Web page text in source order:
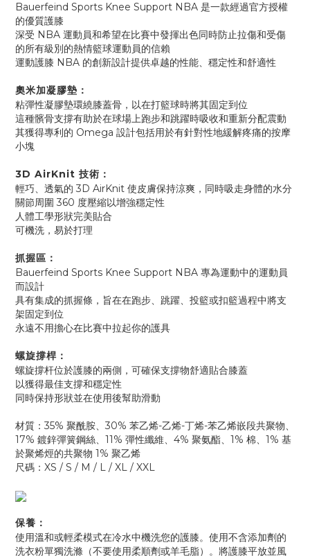
Bauerfeind Sports Knee Support NBA 是一款經過官方授權
的優質護膝
深受 NBA 運動員和希望在比賽中發揮出色同時防止拉傷和受傷
的所有級別的熱情籃球運動員的信賴
運動護膝 NBA 的創新設計提供卓越的性能、穩定性和舒適性
奧米加凝膠墊：
粘彈性凝膠墊環繞膝蓋骨，以在打籃球時將其固定到位
這種髕骨支撐有助於在球場上跑步和跳躍時吸收和重新分配震動
其獲得專利的 Omega 設計包括用於有針對性地緩解疼痛的按摩
小塊
3D AirKnit 技術：
輕巧、透氣的 3D AirKnit 使皮膚保持涼爽，同時吸走身體的水分
關節周圍 360 度壓縮以增強穩定性
人體工學形狀完美貼合
可機洗，易於打理
抓握區：
Bauerfeind Sports Knee Support NBA 專為運動中的運動員
而設計
具有集成的抓握條，旨在在跑步、跳躍、投籃或扣籃過程中將支
架固定到位
永遠不用擔心在比賽中拉起你的護具
螺旋撐桿：
螺旋撐杆位於護膝的兩側，可確保支撐物舒適貼合膝蓋
以獲得最佳支撐和穩定性
同時保持形狀並在使用後幫助滑動
材質：35% 聚酰胺、30% 苯乙烯-乙烯-丁烯-苯乙烯嵌段共聚物、
17% 鍍鋅彈簧鋼絲、11% 彈性纖維、4% 聚氨酯、1% 棉、1% 基
於聚烯烴的共聚物 1% 聚乙烯
尺碼：XS / S / M / L / XL / XXL
保養：
使用溫和或輕柔模式在冷水中機洗您的護膝。使用不含添加劑的
洗衣粉單獨洗滌（不要使用柔順劑或羊毛脂）。將護膝平放並風